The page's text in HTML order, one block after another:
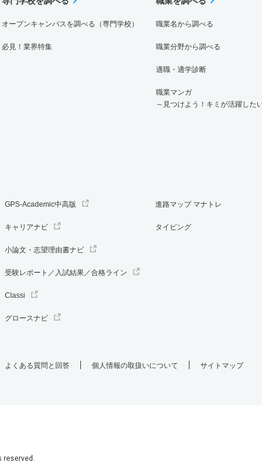
オープンキャンパスを調べる（専門学校）
必見！業界特集
職業名から調べる
職業分野から調べる
適職・適学診断
職業マンガ
～見つけよう！キミが活躍した
GPS-Academic中高版
キャリアナビ
小論文・志望理由書ナビ
受験レポート／入試結果／合格ライン
Classi
グロースナビ
進路マップ マナトレ
タイピング
よくある質問と回答 個人情報の取扱いについて サイトマップ